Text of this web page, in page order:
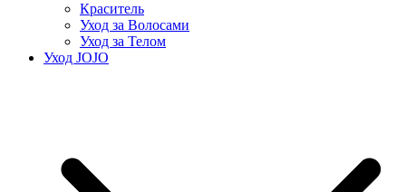
Краситель
Уход за Волосами
Уход за Телом
Уход JOJO